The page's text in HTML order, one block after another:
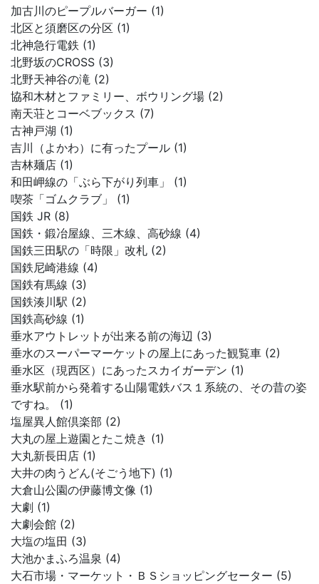
加古川のピープルバーガー (1)
北区と須磨区の分区 (1)
北神急行電鉄 (1)
北野坂のCROSS (3)
北野天神谷の滝 (2)
協和木材とファミリー、ボウリング場 (2)
南天荘とコーベブックス (7)
古神戸湖 (1)
吉川（よかわ）に有ったプール (1)
吉林麺店 (1)
和田岬線の「ぶら下がり列車」 (1)
喫茶「ゴムクラブ」 (1)
国鉄 JR (8)
国鉄・鍛冶屋線、三木線、高砂線 (4)
国鉄三田駅の「時限」改札 (2)
国鉄尼崎港線 (4)
国鉄有馬線 (3)
国鉄湊川駅 (2)
国鉄高砂線 (1)
垂水アウトレットが出来る前の海辺 (3)
垂水のスーパーマーケットの屋上にあった観覧車 (2)
垂水区（現西区）にあったスカイガーデン (1)
垂水駅前から発着する山陽電鉄バス１系統の、その昔の姿
ですね。 (1)
塩屋異人館倶楽部 (2)
大丸の屋上遊園とたこ焼き (1)
大丸新長田店 (1)
大井の肉うどん(そごう地下) (1)
大倉山公園の伊藤博文像 (1)
大劇 (1)
大劇会館 (2)
大塩の塩田 (3)
大池かまふろ温泉 (4)
大石市場・マーケット・ＢＳショッピングセーター (5)